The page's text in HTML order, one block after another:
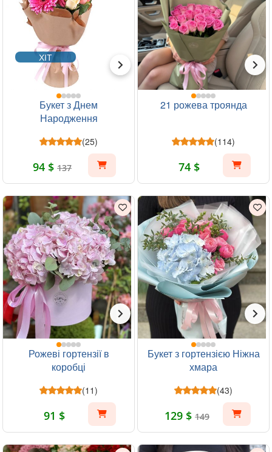
ХІТ
Букет з Днем
Народження
(25)
94 $ 137
21 рожева троянда
(114)
74 $
Рожеві гортензії в
коробці
(11)
91 $
Букет з гортензією Ніжна
хмара
(43)
129 $ 149